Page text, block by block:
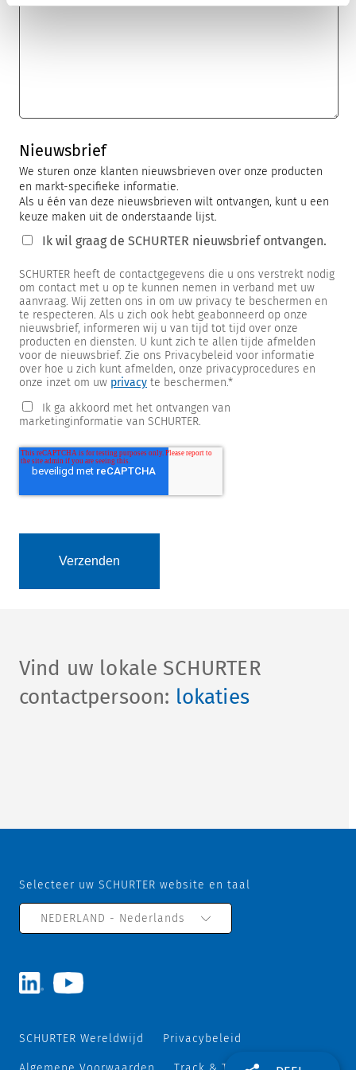
Nieuwsbrief
We sturen onze klanten nieuwsbrieven over onze producten
en markt-specifieke informatie.
Als u één van deze nieuwsbrieven wilt ontvangen, kunt u een
keuze maken uit de onderstaande lijst.
Ik wil graag de SCHURTER nieuwsbrief ontvangen.
SCHURTER heeft de contactgegevens die u ons verstrekt nodig
om contact met u op te kunnen nemen in verband met uw
aanvraag. Wij zetten ons in om uw privacy te beschermen en
te respecteren. Als u zich ook hebt geabonneerd op onze
nieuwsbrief, informeren wij u van tijd tot tijd over onze
producten en diensten. U kunt zich te allen tijde afmelden
voor de nieuwsbrief. Zie ons Privacybeleid voor informatie
over hoe u zich kunt afmelden, onze privacyprocedures en
onze inzet om uw privacy te beschermen.*
Ik ga akkoord met het ontvangen van
marketinginformatie van SCHURTER.
Vind uw lokale SCHURTER
contactpersoon: lokaties
Selecteer uw SCHURTER website en taal
NEDERLAND - Nederlands
SCHURTER Wereldwijd Privacybeleid